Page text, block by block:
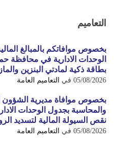
التعاميم
بخصوص موافاتكم بالمبالغ
الوحدات الادارية في محافظة
بطاقة ذكية لمادتي البنزين
05/08/2026 في التعاميم العامة
بخصوص موافاة مديرية الشؤون
والمحاسبة بجدول الوحدات
نقص السيولة المالية لتسديد
05/08/2026 في التعاميم العامة